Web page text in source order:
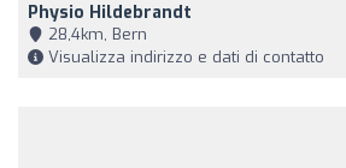
Physio Hildebrandt
28,4km, Bern
Visualizza indirizzo e dati di contatto